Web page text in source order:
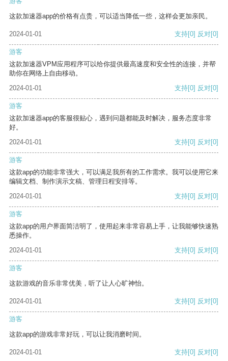
这款加速器app的价格有点贵，可以适当降低一些，这样会更加亲民。
2024-01-01 支持[0] 反对[0]
游客
这款加速器VPM应用程序可以给你提供最高速度和安全性的连接，并帮
助你在网络上自由移动。
2024-01-01
支持[0] 反对[0]
游客
这款加速器app的客服很贴心，遇到问题都能及时解决，服务态度非常
好。
2024-01-01
支持[0] 反对[0]
游客
这款app的功能非常强大，可以满足我所有的工作需求。我可以使用它来
编辑文档、制作演示文稿、管理日程安排等。
2024-01-01
支持[0] 反对[0]
游客
这款app的用户界面简洁明了，使用起来非常容易上手，让我能够快速熟
悉操作。
2024-01-01
支持[0] 反对[0]
游客
这款游戏的音乐非常优美，听了让人心旷神怡。
2024-01-01 支持[0] 反对[0]
游客
这款app的游戏非常好玩，可以让我消磨时间。
2024-01-01 支持[0] 反对[0]